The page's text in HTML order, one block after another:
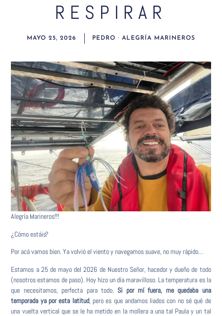
RESPIRAR
MAYO 25, 2026 PEDRO · ALEGRÍA MARINEROS
Alegría Marineros!!!
¿Cómo estáis?
Por acá vamos bien. Ya volvió el viento y navegamos suave, no muy rápido…
Estamos a 25 de mayo del 2026 de Nuestro Señor, hacedor y dueño de todo
(nosotros estamos de paso). Hoy hizo un día maravilloso. La temperatura es la
que necesitamos, perfecta para todo.Si por mí fuera, me quedaba una
temporada ya por esta latitud, pero es que andamos liados con no sé qué de
una vuelta vertical que se le ha metido en la mollera a una tal Paula y un tal